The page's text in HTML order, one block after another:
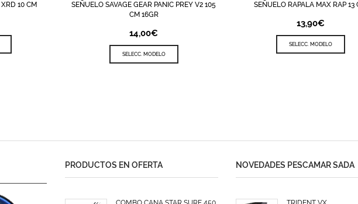
10 CM
LISTA DE DESEOS
SEÑUELO SAVAGE GEAR PANIC PREY V2 105
CM 16GR
14,00€
SELECC. MODELO
QUICK
SEÑUELO RAPALA MAX RAP 13
13,90€
SELECC. MODELO
PRODUCTOS EN OFERTA NOVEDADES PESCAMAR SADA